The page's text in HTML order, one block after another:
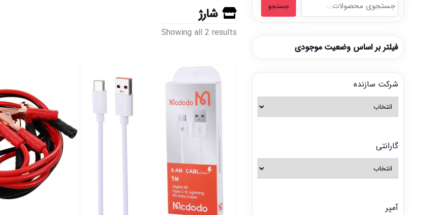
جستجو
فیلتر بر اساس وضعیت موجودی
شرکت سازنده
گارانتی
آمپر
شارژ
Showing all 2 results
Sorted